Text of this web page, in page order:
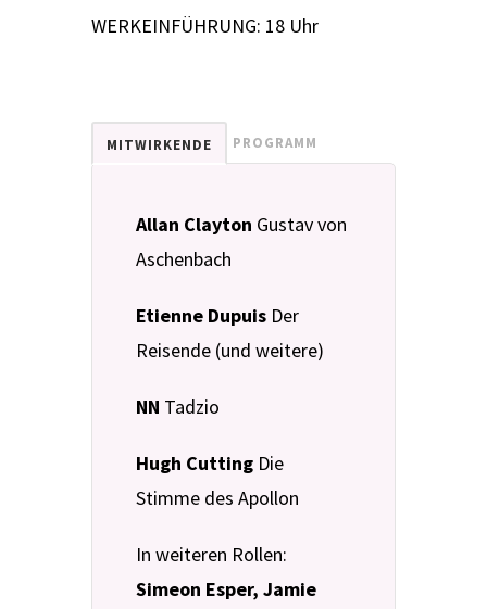
WERKEINFÜHRUNG: 18 Uhr
MITWIRKENDE PROGRAMM
Allan Clayton Gustav von
Aschenbach
Etienne Dupuis Der
Reisende (und weitere)
NN Tadzio
Hugh Cutting Die
Stimme des Apollon
In weiteren Rollen:
Simeon Esper, Jamie